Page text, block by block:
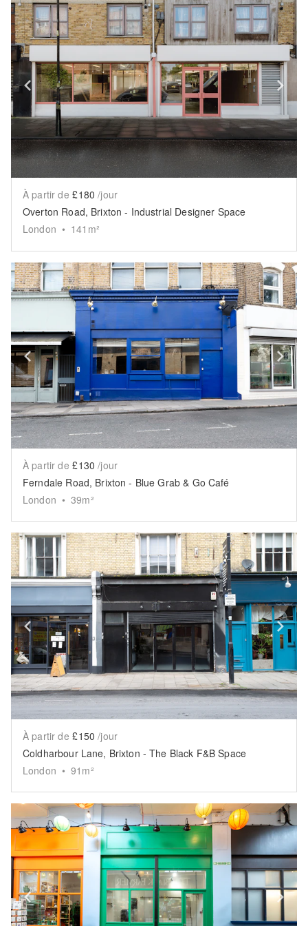
Show previous slide
À partir de £180 /jour
Overton Road, Brixton - Industrial Designer Space
London • 141 m²
Show previous slide
À partir de £130 /jour
Ferndale Road, Brixton - Blue Grab & Go Café
London • 39m²
Show previous slide
À partir de £150 /jour
Coldharbour Lane, Brixton - The Black F&B Space
London • 91 m²
Show previous slide